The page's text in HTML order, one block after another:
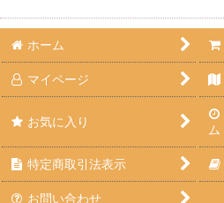
ホーム
マイページ
お気に入り
ム
特定商取引法表示
お問い合わせ